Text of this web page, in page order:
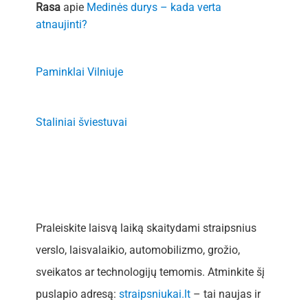
Rasaapie Medinės durys – kada verta
atnaujinti?
Paminklai Vilniuje
Staliniai šviestuvai
Praleiskite laisvą laiką skaitydami straipsnius
verslo, laisvalaikio, automobilizmo, grožio,
sveikatos ar technologijų temomis. Atminkite šį
puslapio adresą: straipsniukai.lt– tai naujas ir